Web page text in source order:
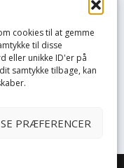
cookies til at gemme
til disse
eller unikke ID'er på
samtykke tilbage, kan
SE PRÆFERENCER